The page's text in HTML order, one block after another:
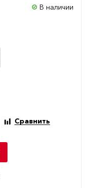
В наличии
Сравнить